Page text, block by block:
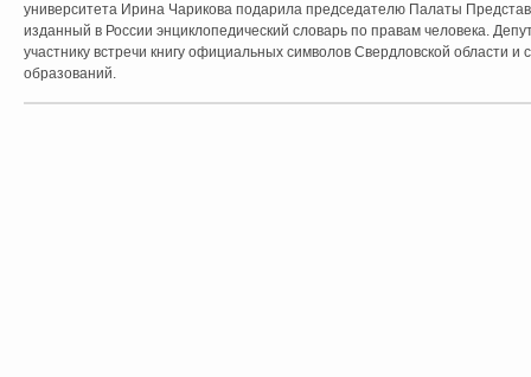
университета Ирина Чарикова подарила председателю Палаты
изданный в России энциклопедический словарь по правам человека.
участнику встречи книгу официальных символов Свердловской области
образований.